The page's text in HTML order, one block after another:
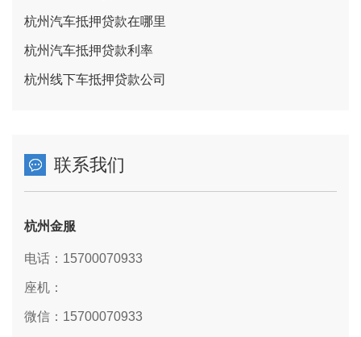
杭州汽车抵押贷款在哪里
杭州汽车抵押贷款利率
杭州线下车抵押贷款公司
联系我们
杭州金服
电话：15700070933
座机：
微信：15700070933